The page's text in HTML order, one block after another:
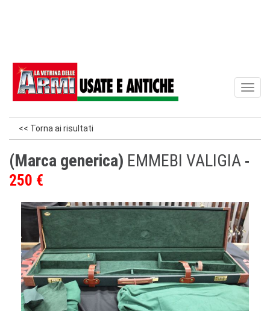
<< Torna ai risultati
(Marca generica) EMMEBI VALIGIA
250 €